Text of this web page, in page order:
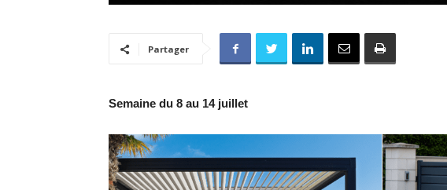
Partager
Semaine du 8 au 14 juillet